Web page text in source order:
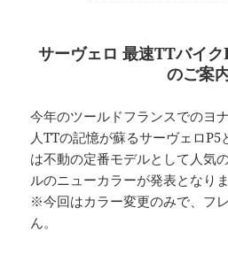
サーヴェロ 最速TTバイ
のご案
今年のツールドフランスでのヨ
人TTの記憶が蘇るサーヴェロ
は不動の定番モデルとして人気
ルのニューカラーが発表となりま
※今回はカラー変更のみで、フ
ん。